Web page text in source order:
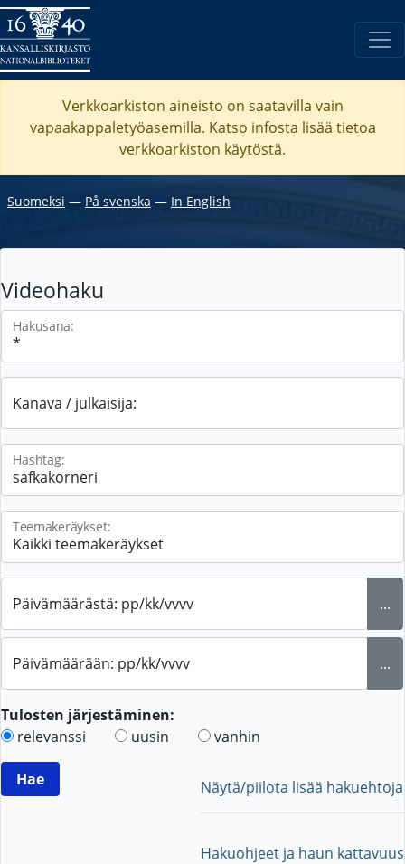
Verkkoarkiston aineisto on saatavilla vain
vapaakappaletyöasemilla. Katso infosta lisää tietoa
verkkoarkiston käytöstä.
Suomeksi ― På svenska ― In English
Videohaku
Hakusana:
Kanava / julkaisija:
Hashtag:
Teemakeräykset:
Päivämäärästä: pp/kk/vvvv ...
Päivämäärään: pp/kk/vvvv ...
Tulosten järjestäminen:
relevanssi
uusin vanhin
Näytä/piilota lisää hakuehtoja
Hakuohjeet ja haun kattavuus